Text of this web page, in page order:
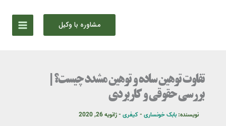
مشاوره با وکیل
تفاوت توهین ساده و توهین مشدد چیست؟ |
بررسی حقوقی و کاربردی
نویسنده: بابک خونساری -کیفری-ژانویه 26, 2020